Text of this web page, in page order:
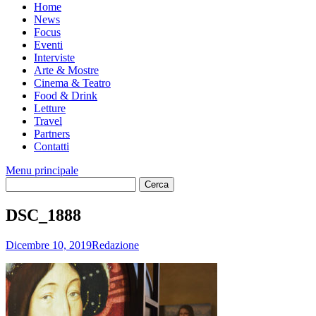
Home
News
Focus
Eventi
Interviste
Arte & Mostre
Cinema & Teatro
Food & Drink
Letture
Travel
Partners
Contatti
Menu principale
DSC_1888
Dicembre 10, 2019Redazione